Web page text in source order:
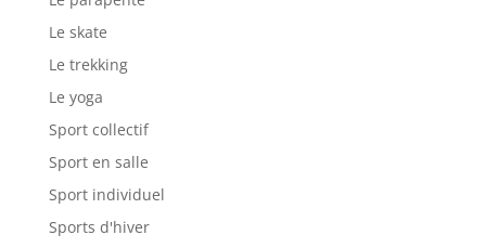
Le skate
Le trekking
Le yoga
Sport collectif
Sport en salle
Sport individuel
Sports d'hiver